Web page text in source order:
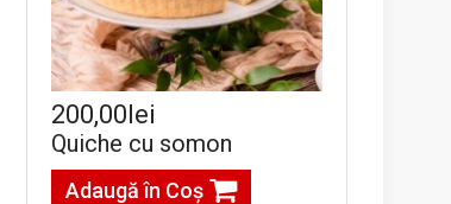
200,00lei
Quiche cu somon
Adaugă în Coş